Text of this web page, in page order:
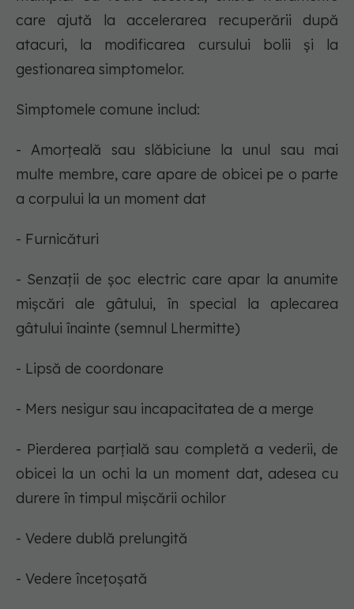
care ajută la accelerarea recuperării după
atacuri, la modificarea cursului bolii și la
gestionarea simptomelor.
Simptomele comune includ:
- Amorțeală sau slăbiciune la unul sau mai
multe membre, care apare de obicei pe o parte
a corpului la un moment dat
- Furnicături
- Senzații de șoc electric care apar la anumite
mișcări ale gâtului, în special la aplecarea
gâtului înainte (semnul Lhermitte)
- Lipsă de coordonare
- Mers nesigur sau incapacitatea de a merge
- Pierderea parțială sau completă a vederii, de
obicei la un ochi la un moment dat, adesea cu
durere în timpul mișcării ochilor
- Vedere dublă prelungită
- Vedere încețoșată